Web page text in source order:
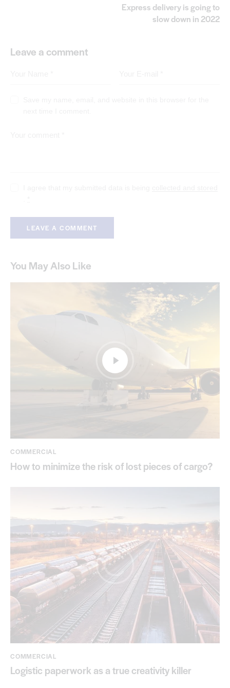
Express delivery is going to
slow down in 2022
Leave a comment
You May Also Like
COMMERCIAL
How to minimize the risk of lost pieces of cargo?
COMMERCIAL
Logistic paperwork as a true creativity killer